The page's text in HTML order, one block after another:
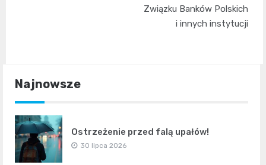
Związku Banków Polskich
i innych instytucji
Najnowsze
Ostrzeżenie przed falą upałów!
30 lipca 2026